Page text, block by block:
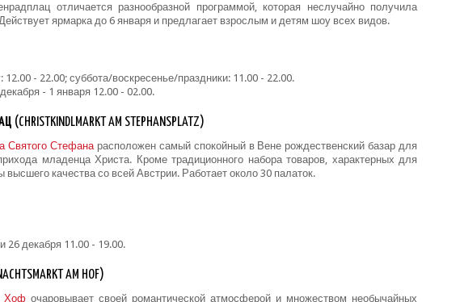
отличается разнообразной программой, которая неслучайно получила
ярмарка до 6 января и предлагает взрослым и детям шоу всех видов.
- 22.00; суббота/воскресенье/праздники: 11.00 - 22.00.
- 1 января 12.00 - 02.00.
(CHRISTKINDLMARKT AM STEPHANSPLATZ)
Святого Стефанарасположен самый спокойный в Вене рождественский базар для
младенца Христа. Кроме традиционного набора товаров, характерных для
качества со всей Австрии. Работает около 30 палаток.
26 декабря 11.00 - 19.00.
AM HOF)
Хоф очаровывает своей романтической атмосферой и множеством необычайных